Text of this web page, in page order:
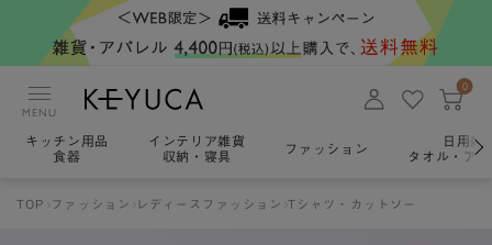
MENU
0
キッチン用品
食器
インテリア雑貨
収納・寝具
ファッション
日用雑
タオル・ア
TOP ファッション レディースファッション Tシャツ・カットソー